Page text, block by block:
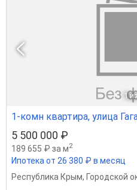
1
1-комн квартира, улица
5 500 000 ₽
189 655 ₽ за м2
Ипотека от 26 380 ₽ в месяц
Республика Крым, Городской